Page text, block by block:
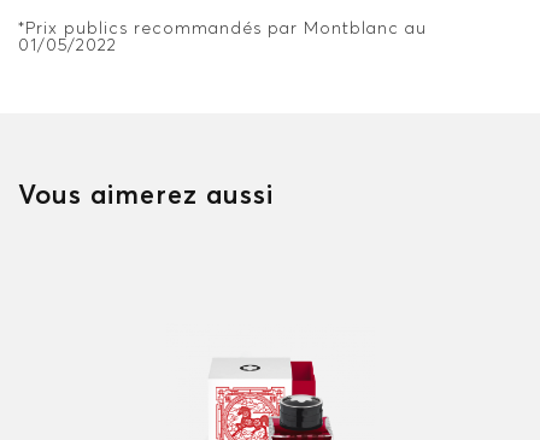
*Prix publics recommandés par Montblanc au
01/05/2022
Vous aimerez aussi